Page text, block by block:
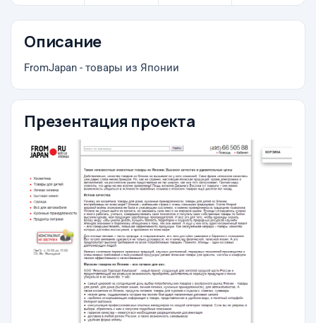
Описание
FromJapan - товары из Японии
Презентация проекта